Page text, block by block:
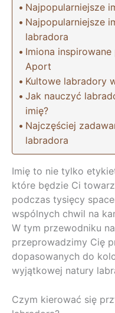
Najpopularniejsze
Najpopularniejsze
labradora
Imiona
Aport
Kultowe labradory
Jak nauczyć
imię?
Najczęściej
labradora
Imię to nie tylko
które będzie Ci
podczas tysięcy
wspólnych chwil na
W tym przewodniku na
przeprowadzimy Cię
dopasowanych do
wyjątkowej natury
Czym kierować się